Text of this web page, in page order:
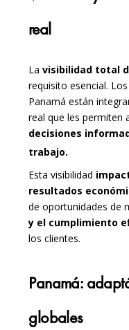
real
Lavisibilidad total
requisito esencial.
Panamá están
real que les permiten
decisiones
trabajo.
Esta visibilidad
resultados
de oportunidades de
y el cumplimiento
los clientes.
Panamá:
globales